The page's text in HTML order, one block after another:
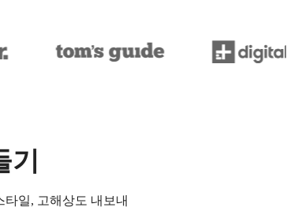
일, 고해상도 내보내